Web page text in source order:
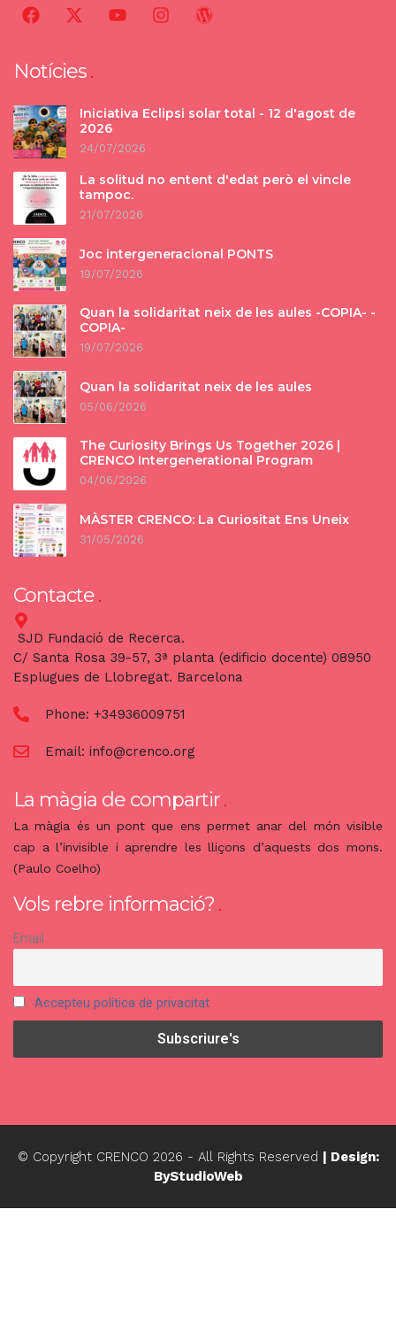
Notícies
Iniciativa Eclipsi solar total - 12 d'agost de
2026
24/07/2026
La solitud no entent d'edat però el vincle
tampoc.
21/07/2026
Joc intergeneracional PONTS
19/07/2026
Quan la solidaritat neix de les aules -COPIA- -
COPIA-
19/07/2026
Quan la solidaritat neix de les aules
05/06/2026
The Curiosity Brings Us Together 2026 |
CRENCO Intergenerational Program
04/06/2026
MÀSTER CRENCO: La Curiositat Ens Uneix
31/05/2026
Contacte
SJD Fundació de Recerca.
C/ Santa Rosa 39-57, 3ª planta (edificio docente) 08950
Esplugues de Llobregat. Barcelona
Phone: +34936009751
Email: info@crenco.org
La màgia de compartir
La màgia és un pont que ens permet anar del món visible
cap a l’invisible i aprendre les lliçons d’aquests dos mons.
(Paulo Coelho)
Vols rebre informació?
Email
Accepteu política de privacitat
© Copyright CRENCO 2026 - All Rights Reserved | Design:
ByStudioWeb